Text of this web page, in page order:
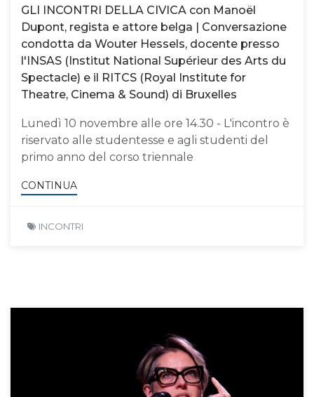
GLI INCONTRI DELLA CIVICA con Manoël
Dupont, regista e attore belga | Conversazione
condotta da Wouter Hessels, docente presso
l'INSAS (Institut National Supérieur des Arts du
Spectacle) e il RITCS (Royal Institute for
Theatre, Cinema & Sound) di Bruxelles
Lunedì 10 novembre alle ore 14.30 - L'incontro è
riservato alle studentesse e agli studenti del
primo anno del corso triennale
CONTINUA
INCONTRI